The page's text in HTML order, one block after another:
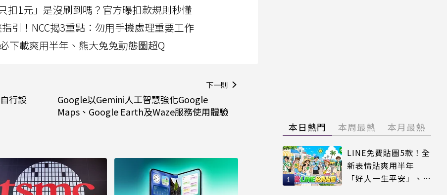
扣1元」是沒刷到嗎？官方曝扣款規則秒懂
引！NCC揭3重點：勿用手機處理重要工作
下載爽用半年、熊大兔兔動態圖超Q
行設
下一則
Google以Gemini人工智慧強化Google
Maps、Google Earth及Waze服務使用體驗
本日熱門 本周最熱 本月最熱
LINE免費貼圖5款！全
新表情貼爽用半年
「好人一生平安」、